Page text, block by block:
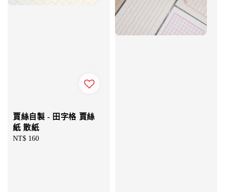
賈絲自製 - 田字格 賈絲
紙 散紙
Regular
NT$ 160